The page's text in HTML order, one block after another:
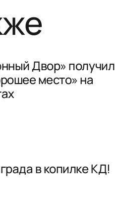
Двор» получил
место» на
в копилке КД!